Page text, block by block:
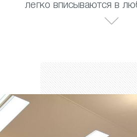
легко вписываются в